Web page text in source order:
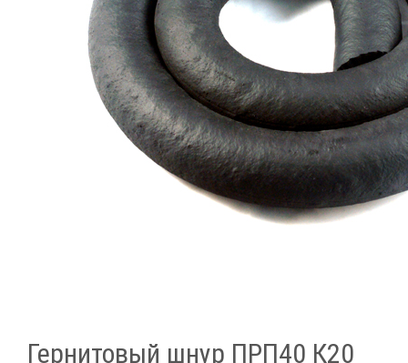
Гернитовый шнур ПРП40 К20